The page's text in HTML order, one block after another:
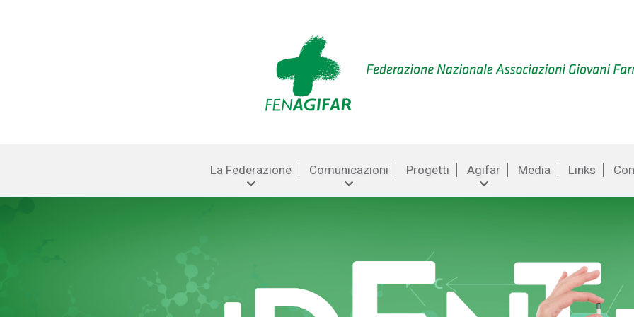
La Federazione Comunicazioni Progetti Agifar Media Links